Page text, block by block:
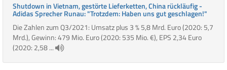
Shutdown in Vietnam, gestörte Lieferketten, China rückläufig -
Adidas Sprecher Runau: "Trotzdem: Haben uns gut geschlagen!"
Die Zahlen zum Q3/2021: Umsatz plus 3 % 5,8 Mrd. Euro (2020: 5,7
Mrd.), Gewinn: 479 Mio. Euro (2020: 535 Mio. €), EPS 2,34 Euro
(2020: 2,58 ...